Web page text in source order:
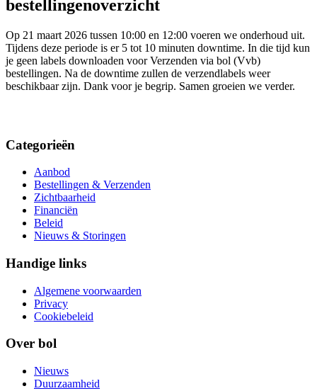
bestellingenoverzicht
Op 21 maart 2026 tussen 10:00 en 12:00 voeren we onderhoud uit.
Tijdens deze periode is er 5 tot 10 minuten downtime. In die tijd kun
je geen labels downloaden voor Verzenden via bol (Vvb)
bestellingen. Na de downtime zullen de verzendlabels weer
beschikbaar zijn. Dank voor je begrip. Samen groeien we verder.
Categorieën
Aanbod
Bestellingen & Verzenden
Zichtbaarheid
Financiën
Beleid
Nieuws & Storingen
Handige links
Algemene voorwaarden
Privacy
Cookiebeleid
Over bol
Nieuws
Duurzaamheid